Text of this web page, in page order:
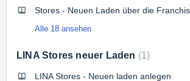
Stores - Neuen Laden über die
Alle 18 ansehen
LINA Stores neuer Laden 1
LINA Stores - Neuen laden anlegen